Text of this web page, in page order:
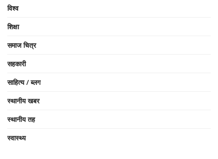
विश्व
शिक्षा
समाज चित्र
सहकारी
साहित्य / ब्लग
स्थानीय खबर
स्थानीय तह
स्वास्थ्य